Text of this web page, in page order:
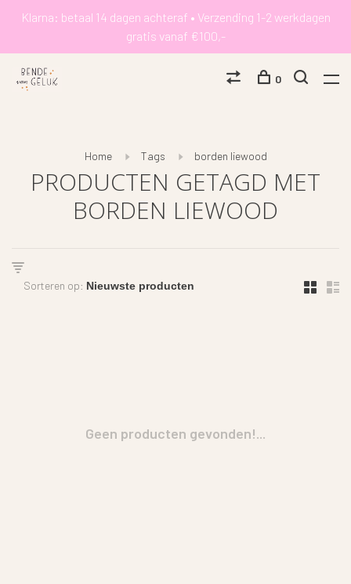
Klarna: betaal 14 dagen achteraf • Verzending 1-2 werkdagen
gratis vanaf €100,-
0
Home Tags borden liewood
PRODUCTEN GETAGD MET
BORDEN LIEWOOD
Sorteren op:
Geen producten gevonden!...